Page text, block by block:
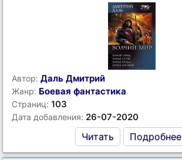
Автор: Даль Дмитрий
Жанр: Боевая фантастика
Страниц: 103
Дата добавления: 26-07-2020
Читать Подробнее